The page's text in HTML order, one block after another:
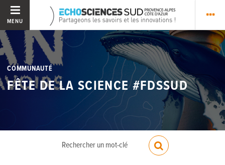
MENU
COMMUNAUTÉ
FÊTE DE LA SCIENCE #FDSSUD